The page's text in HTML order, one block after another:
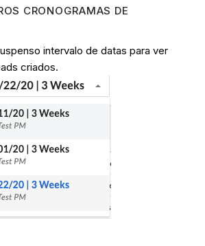
CRONOGRAMAS DE
intervalo de datas para ver
criados.